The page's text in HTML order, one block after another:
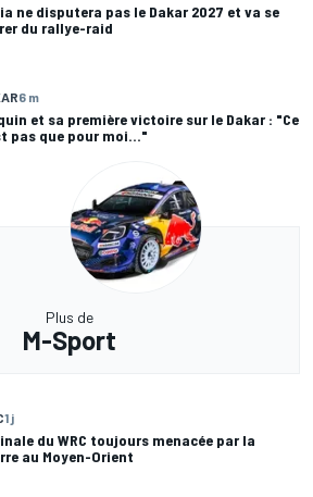
ne disputera pas le Dakar 2027 et va se
du rallye-raid
6 m
et sa première victoire sur le Dakar : "Ce
pas que pour moi..."
Plus de
M-Sport
1 j
du WRC toujours menacée par la
au Moyen-Orient